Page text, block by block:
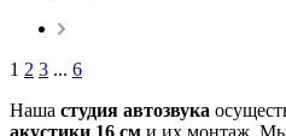
1 2 3 ... 6
Наша студия автозвука